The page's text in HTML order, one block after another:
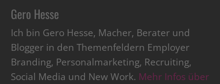
Gero Hesse
Ich bin Gero Hesse, Macher, Berater und
Blogger in den Themenfeldern Employer
Branding, Personalmarketing, Recruiting,
Social Media und New Work. Mehr Infos über